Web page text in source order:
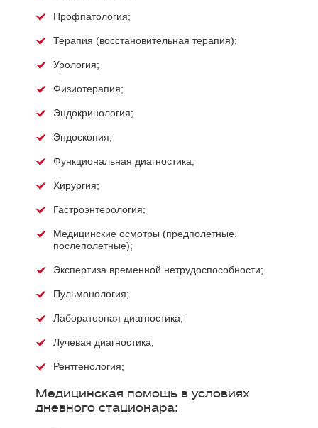
Профпатология;
Терапия (восстановительная терапия);
Урология;
Физиотерапия;
Эндокринология;
Эндоскопия;
Функциональная диагностика;
Хирургия;
Гастроэнтерология;
Медицинские осмотры (предполетные,
послеполетные);
Экспертиза временной нетрудоспособности;
Пульмонология;
Лабораторная диагностика;
Лучевая диагностика;
Рентгенология;
Медицинская помощь в условиях
дневного стационара: